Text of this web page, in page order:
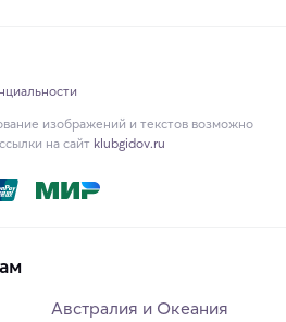
изображений и текстов возможно
на сайт klubgidov.ru
Австралия и Океания